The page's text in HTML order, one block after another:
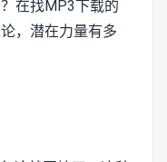
在找MP3下载的
，潜在力量有多